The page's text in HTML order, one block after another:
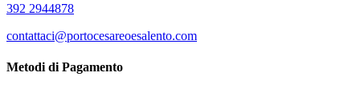
392 2944878
contattaci@portocesareoesalento.com
Metodi di Pagamento